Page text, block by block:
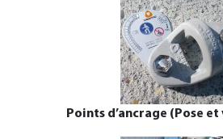
Points d’ancrage (Pose